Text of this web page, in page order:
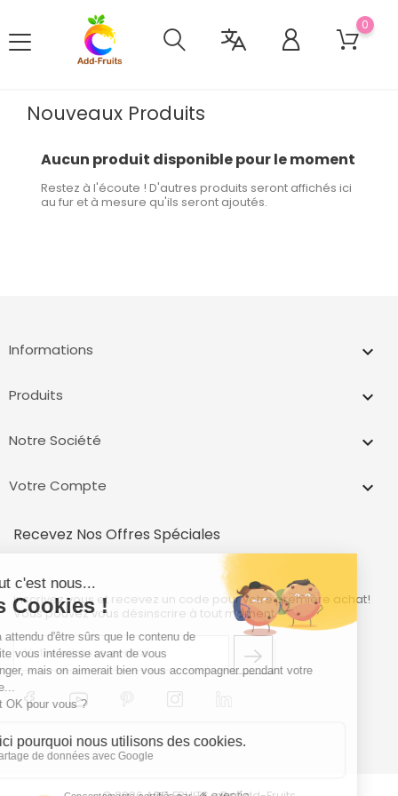
0
Nouveaux Produits
Aucun produit disponible pour le moment
Restez à l'écoute ! D'autres produits seront affichés ici
au fur et à mesure qu'ils seront ajoutés.
Informations keyboard_arrow_down
Produits 
Notre Société 
Votre Compte 
Recevez Nos Offres Spéciales
inscrivez vous et recevez un code pour votre première achat!
Vous pouvez vous désinscrire à tout moment.